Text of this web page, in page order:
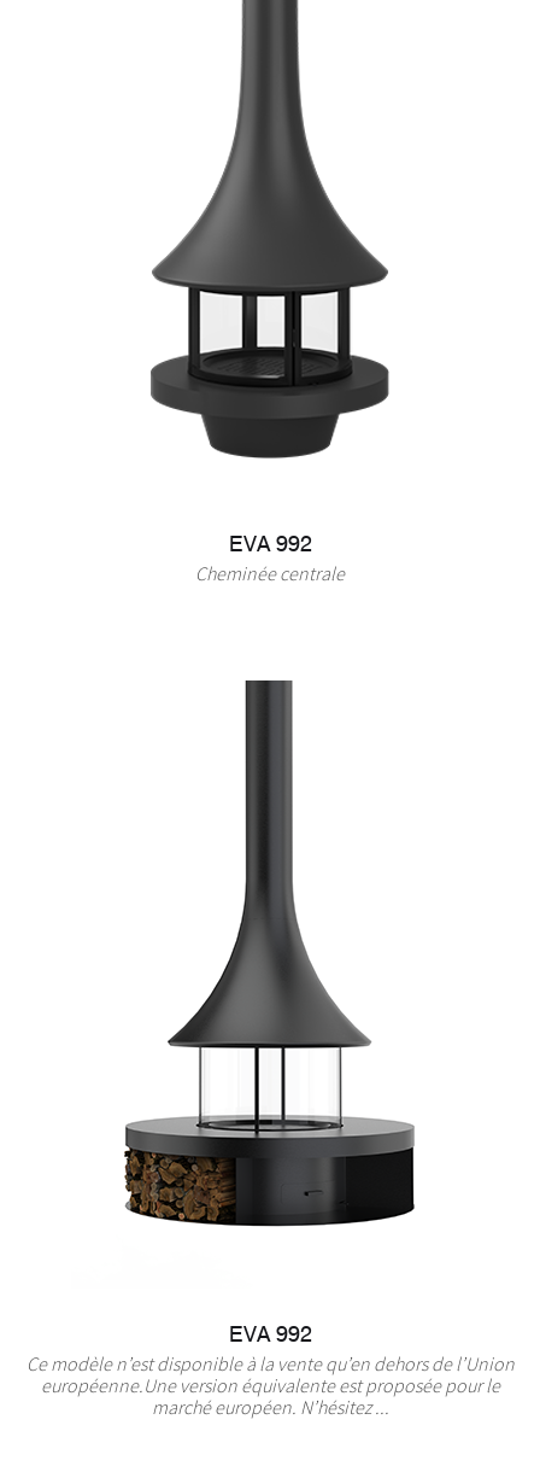
EVA 992
Cheminée centrale
EVA 992
Ce modèle n’est disponible à la vente qu’en dehors de l’Union
européenne.Une version équivalente est proposée pour le
marché européen. N’hésitez ...